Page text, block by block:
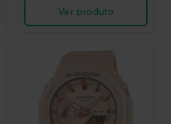
Ver produto